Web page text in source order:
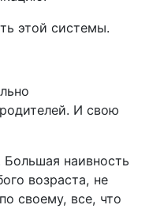
этой системы.
И свою
наивность
возраста, не
своему, все, что